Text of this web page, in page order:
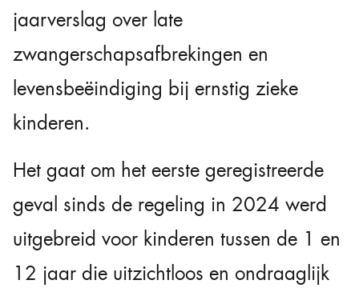
jaarverslag over late
zwangerschapsafbrekingen en
levensbeëindiging bij ernstig zieke
kinderen.
Het gaat om het eerste geregistreerde
geval sinds de regeling in 2024 werd
uitgebreid voor kinderen tussen de 1 en
12 jaar die uitzichtloos en ondraaglijk